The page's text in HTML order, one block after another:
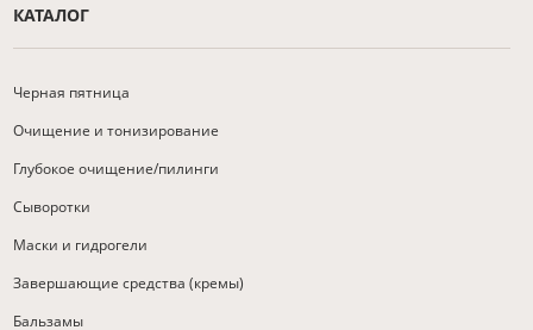
КАТАЛОГ
Черная пятница
Очищение и тонизирование
Глубокое очищение/пилинги
Сыворотки
Маски и гидрогели
Завершающие средства (кремы)
Бальзамы